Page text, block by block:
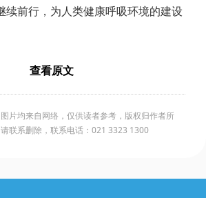
续前行，为人类健康呼吸环境的建设
查看原文
片均来自网络，仅供读者参考，版权归作者所
联系删除，联系电话：021 3323 1300